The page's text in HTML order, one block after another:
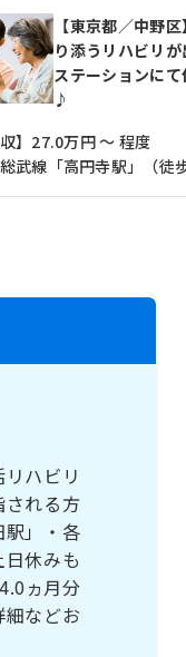
【東京都／中野
り添うリハビリ
ステーションに
♪
収】27.0万円 ～ 程度
武線「高円寺駅」（徒
ハビリ
される方
駅」・各
休みも
ヵ月分
などお